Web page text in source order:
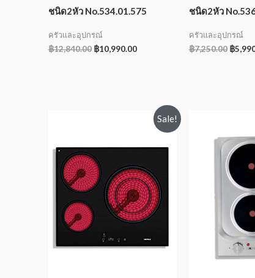
ชนิด2หัว No.534.01.575
ครัวและอุปกรณ์
฿12,840.00 ฿10,990.00
ชนิด2หัว
ครัวและอุปกรณ์
฿7,250.00 ฿
Sale!